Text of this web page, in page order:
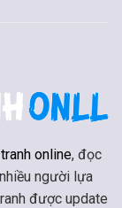
online, đọc
người lựa
được update